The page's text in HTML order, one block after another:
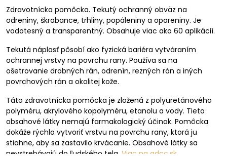
Zdravotnícka pomôcka. Tekutý ochranný obväz na
odreniny, škrabance, trhliny, popáleniny a opareniny. Je
vodotesný a transparentný. Obsahuje viac ako 60 aplikácií.
Tekutá náplasť pôsobí ako fyzická bariéra vytváraním
ochrannej vrstvy na povrchu rany. Používa sa na
ošetrovanie drobných rán, odrenín, rezných rán a iných
povrchových rán a okolitej kože.
Táto zdravotnícka pomôcka je zložená z polyuretánového
polyméru, akrylového kopolyméru, etanolu a vody. Tieto
obsahové látky nemajú farmakologický účinok. Pomôcka
dokáže rýchlo vytvoriť vrstvu na povrchu rany, ktorá ju
stiahne, aby sa zastavilo krvácanie. Obsahové látky sa
nevstrebávajú do ľudského tela. Viac na adcc.sk